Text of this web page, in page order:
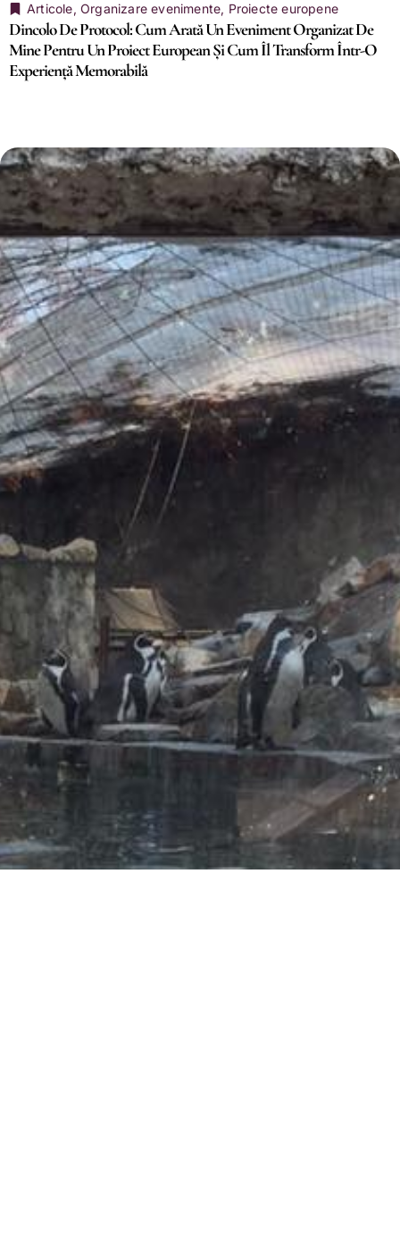
Articole,Organizare evenimente, Proiecte europene
Dincolo De Protocol: Cum Arată Un Eveniment Organizat De
Mine Pentru Un Proiect European Și Cum Îl Transform Într-O
Experiență Memorabilă